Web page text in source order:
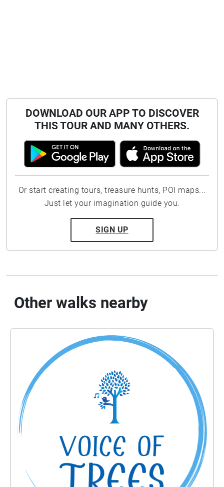
DOWNLOAD OUR APP TO DISCOVER
THIS TOUR AND MANY OTHERS.
Or start creating tours, treasure hunts, POI maps...
Just let your imagination guide you.
SIGN UP
Other walks nearby